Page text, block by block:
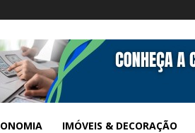
IMÓVEIS & DECORAÇÃO